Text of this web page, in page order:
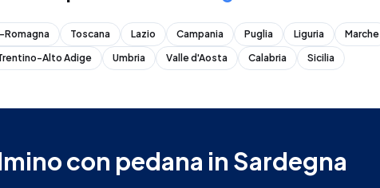
Romagna Toscana Lazio Campania Puglia Liguria Marche
Alto Adige Umbria Valle d'Aosta Calabria Sicilia
con pedana in Sardegna